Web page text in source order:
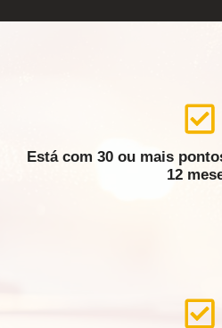
Está com 30 ou mais
12